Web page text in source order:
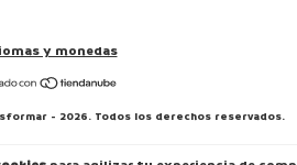
y monedas
- 2026. Todos los derechos reservados.